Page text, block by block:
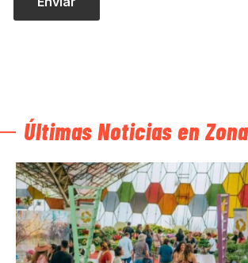
Últimas Noticias en